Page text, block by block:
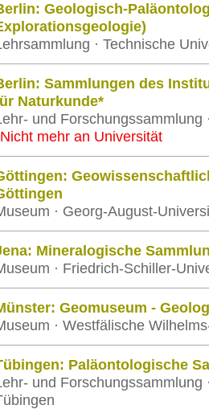
Geologisch-
· Technische
Sammlungen des
Naturkunde*
und Forschungssammlung
mehr an Universität
· Georg-August-
Mineralogische
· Friedrich-Schiller-
Geomuseum -
· Westfälische
Paläontologische
und Forschungssammlung